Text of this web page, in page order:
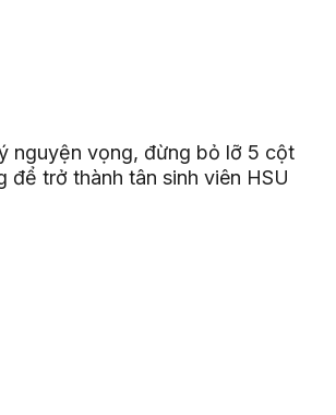
nguyện vọng, đừng bỏ lỡ 5 cột
để trở thành tân sinh viên HSU